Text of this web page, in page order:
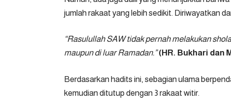
jumlah rakaat yang lebih sedikit. Diriwayatkan
“Rasulullah SAW tidak pernah melakukan
maupun di luar Ramadan.” (HR. Bukhari dan
Berdasarkan hadits ini, sebagian ulama
kemudian ditutup dengan 3 rakaat witir.